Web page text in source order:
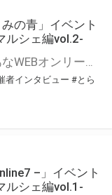
の青」イベント
ルシェ編vol.2-
こんにちは、とらのあなWEBオンリー運営スタッフです。 新たにお届けする、イベント主催者インタビュー-マルシェ編-は、 とらのあなWEBオンリー「マルシェ」をご利用の主催様に 「マルシェ」を使ってイベントを開催した感想や心がけをお聞きする企画です。 今回は、WEBオンリー初開催「駄菓子と唐揚げ、きみの青」より、 主催のぎこ六屋様にお話を伺いました。 協力：ぎこ六屋様／イベント公式Twitter（@krkgwks） とらのあなWEBオンリー「マルシェ」とは？ WEBオンリーでリアルタイムでコミュニケーションがとれるオンライン会場です。
者インタビュー #とら
–」イベント
ルシェ編vol.1-